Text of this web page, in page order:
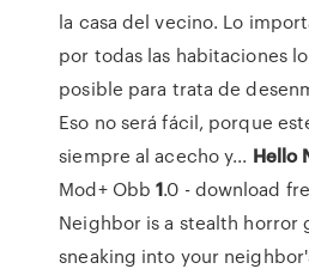
la casa del vecino. Lo
por todas las habitaciones
posible para trata de
Eso no será fácil, porque
siempre al acecho y... Hello
Mod+ Obb1.0 - download
Neighbor is a stealth horror
sneaking into your